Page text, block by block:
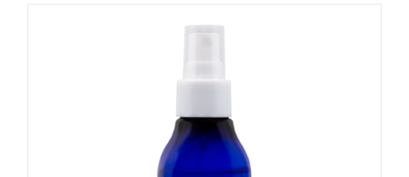
LISÄÄ OSTOSKORIIN